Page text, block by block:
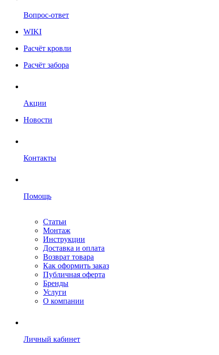
Вопрос-ответ
WIKI
Расчёт кровли
Расчёт забора
Акции
Новости
Контакты
Помощь
Статьи
Монтаж
Инструкции
Доставка и оплата
Возврат товара
Как оформить заказ
Публичная оферта
Бренды
Услуги
О компании
Личный кабинет